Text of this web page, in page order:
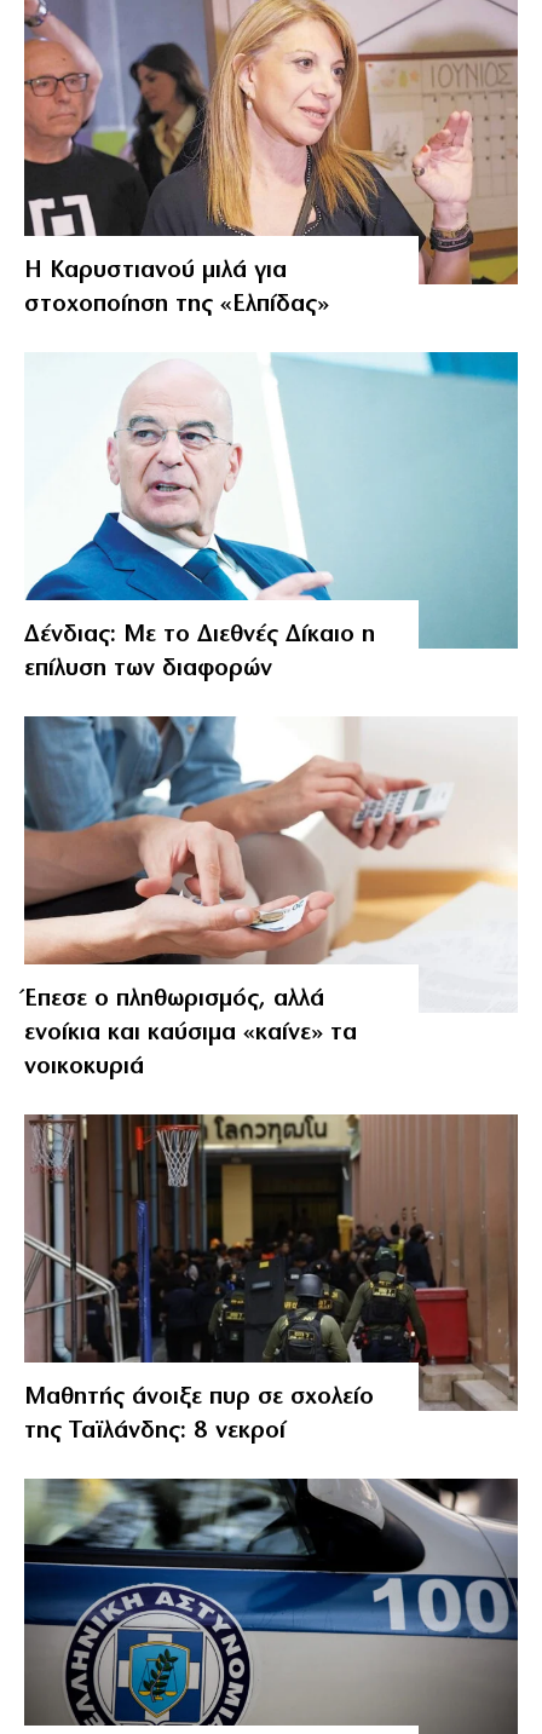
Η Καρυστιανού μιλά για
στοχοποίηση της «Ελπίδας»
Δένδιας: Με το Διεθνές Δίκαιο η
επίλυση των διαφορών
Έπεσε ο πληθωρισμός, αλλά
ενοίκια και καύσιμα «καίνε» τα
νοικοκυριά
Μαθητής άνοιξε πυρ σε σχολείο
της Ταϊλάνδης: 8 νεκροί